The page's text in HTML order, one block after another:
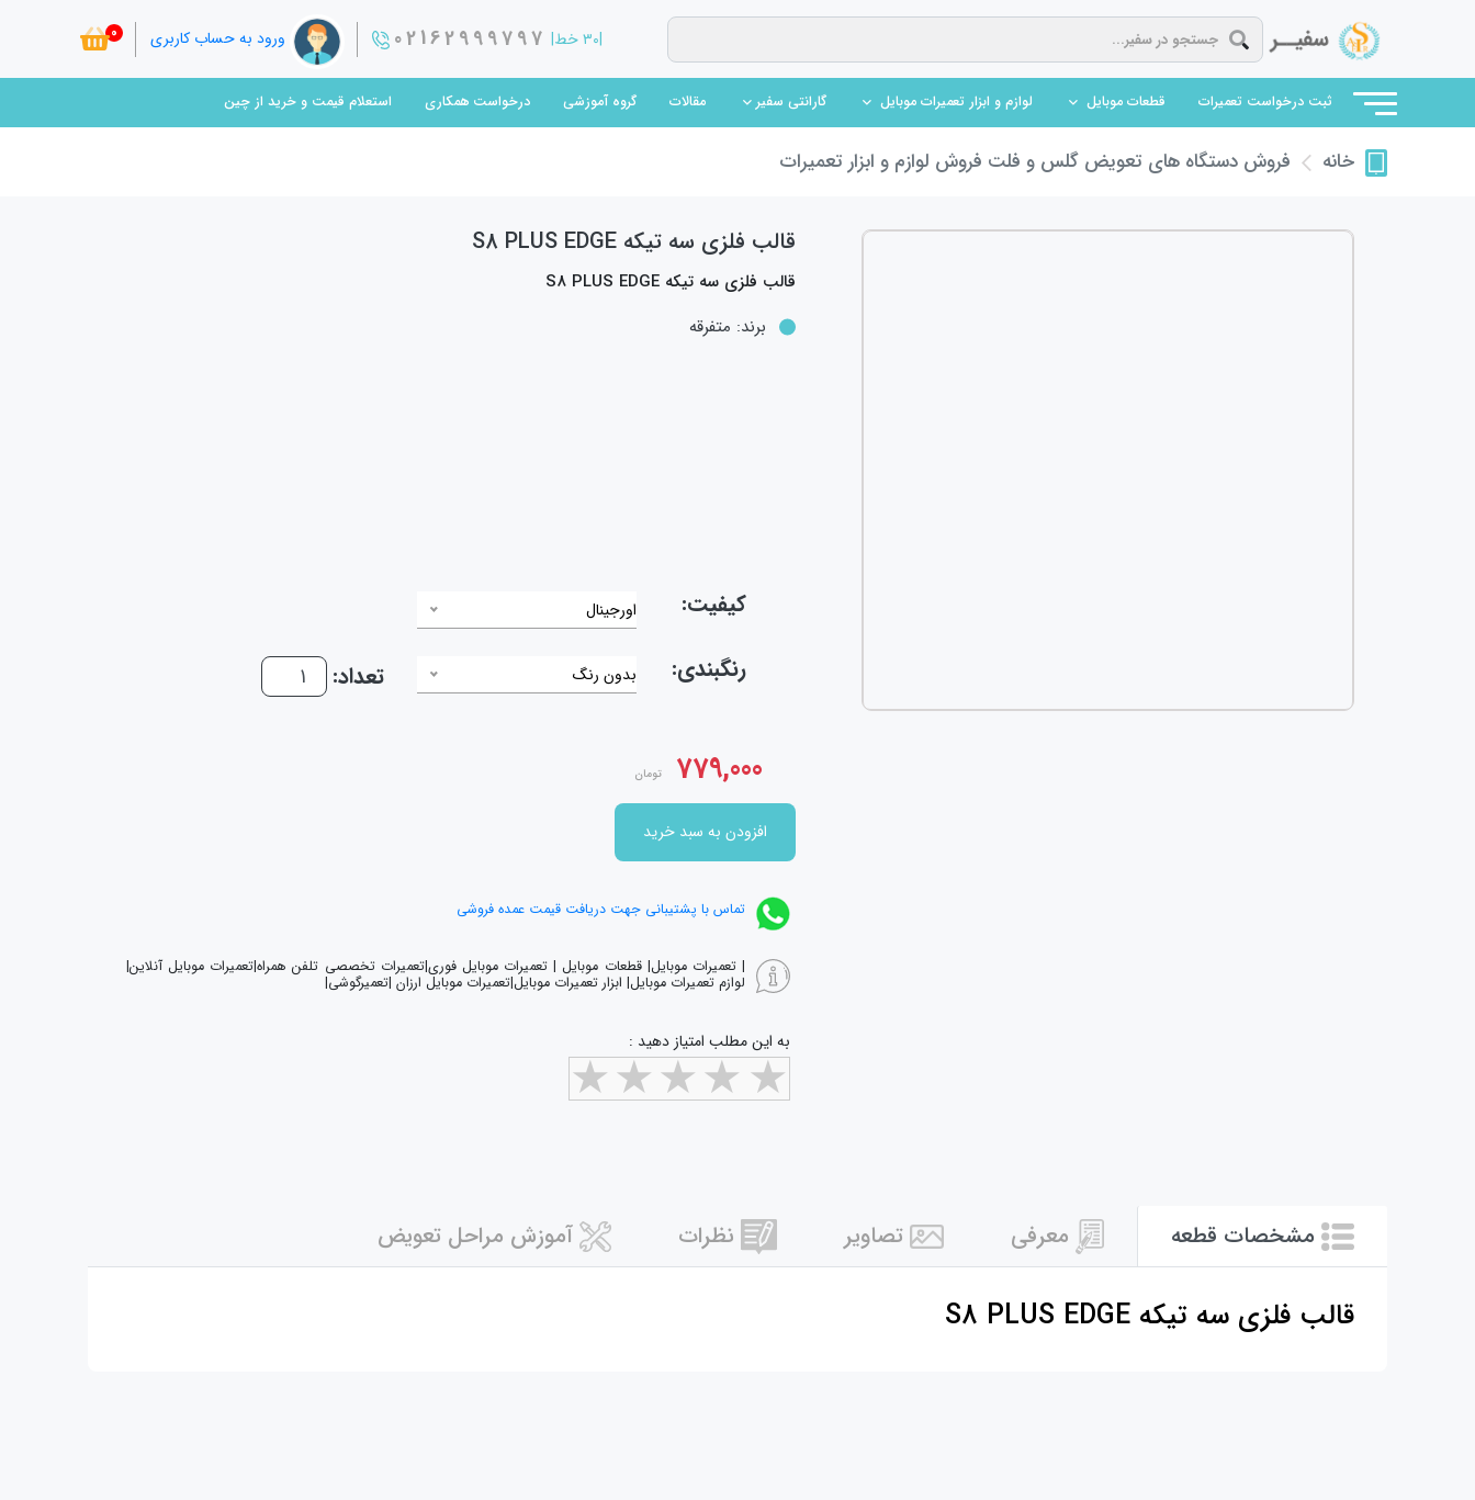
|۳۰ خط| 02162999797 ورود به حساب کاربری 0
ثبت درخواست تعمیرات قطعات موبایل (current) لوازم و ابزار تعمیرات موبایل (current) گارانتی سفیر(current) مقالات گروه آموزشی درخواست همکاری استعلام قیمت و خرید از چین
خانه فروش دستگاه های تعویض گلس و فلت فروش لوازم و ابزار تعمیرات
قالب فلزی سه تيکه S8 PLUS EDGE
قالب فلزی سه تيکه S8 PLUS EDGE
برند: متفرقه
کیفیت: اورجینال
رنگبندی: بدون رنگ تعداد:
779,000 تومان
افزودن به سبد خرید
تماس با پشتیبانی جهت دریافت قیمت عمده فروشی
| تعمیرات موبایل| قطعات موبایل | تعمیرات موبایل فوری|تعمیرات تخصصی تلفن همراه|تعمیرات موبایل آنلاین|
لوازم تعمیرات موبایل| ابزار تعمیرات موبایل|تعمیرات موبایل ارزان |تعمیرگوشی|
به این مطلب امتیاز دهید :
مشخصات قطعه معرفی تصاویر نظرات آموزش مراحل تعویض
قالب فلزی سه تيکه S8 PLUS EDGE